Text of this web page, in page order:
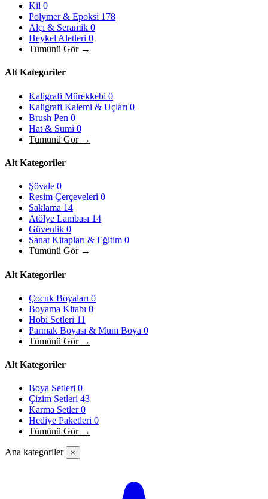
Kil 0
Polymer & Epoksi 178
Alçı & Seramik 0
Heykel Aletleri 0
Tümünü Gör →
Alt Kategoriler
Kaligrafi Mürekkebi 0
Kaligrafi Kalemi & Uçları 0
Brush Pen 0
Hat & Sumi 0
Tümünü Gör →
Alt Kategoriler
Şövale 0
Resim Çerçeveleri 0
Saklama 14
Atölye Lambası 14
Güvenlik 0
Sanat Kitapları & Eğitim 0
Tümünü Gör →
Alt Kategoriler
Çocuk Boyaları 0
Boyama Kitabı 0
Hobi Setleri 11
Parmak Boyası & Mum Boya 0
Tümünü Gör →
Alt Kategoriler
Boya Setleri 0
Çizim Setleri 43
Karma Setler0
Hediye Paketleri 0
Tümünü Gör →
Ana kategoriler ×